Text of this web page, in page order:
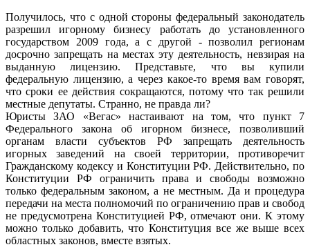
Получилось, что с одной стороны федеральный законодатель
разрешил игорному бизнесу работать до установленного
государством 2009 года, а с другой - позволил регионам
досрочно запрещать на местах эту деятельность, невзирая на
выданную лицензию. Представьте, что вы купили
федеральную лицензию, а через какое-то время вам говорят,
что сроки ее действия сокращаются, потому что так решили
местные депутаты. Странно, не правда ли?
Юристы ЗАО «Вегас» настаивают на том, что пункт 7
Федерального закона об игорном бизнесе, позволивший
органам власти субъектов РФ запрещать деятельность
игорных заведений на своей территории, противоречит
Гражданскому кодексу и Конституции РФ. Действительно, по
Конституции РФ ограничить права и свободы возможно
только федеральным законом, а не местным. Да и процедура
передачи на места полномочий по ограничению прав и свобод
не предусмотрена Конституцией РФ, отмечают они. К этому
можно только добавить, что Конституция все же выше всех
областных законов, вместе взятых.